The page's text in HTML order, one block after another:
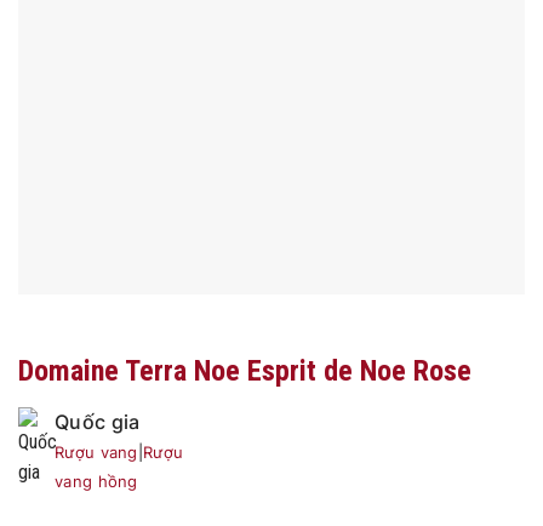
Domaine Terra Noe Esprit de Noe Rose
Quốc gia
Rượu vang Rượu
vang hồng